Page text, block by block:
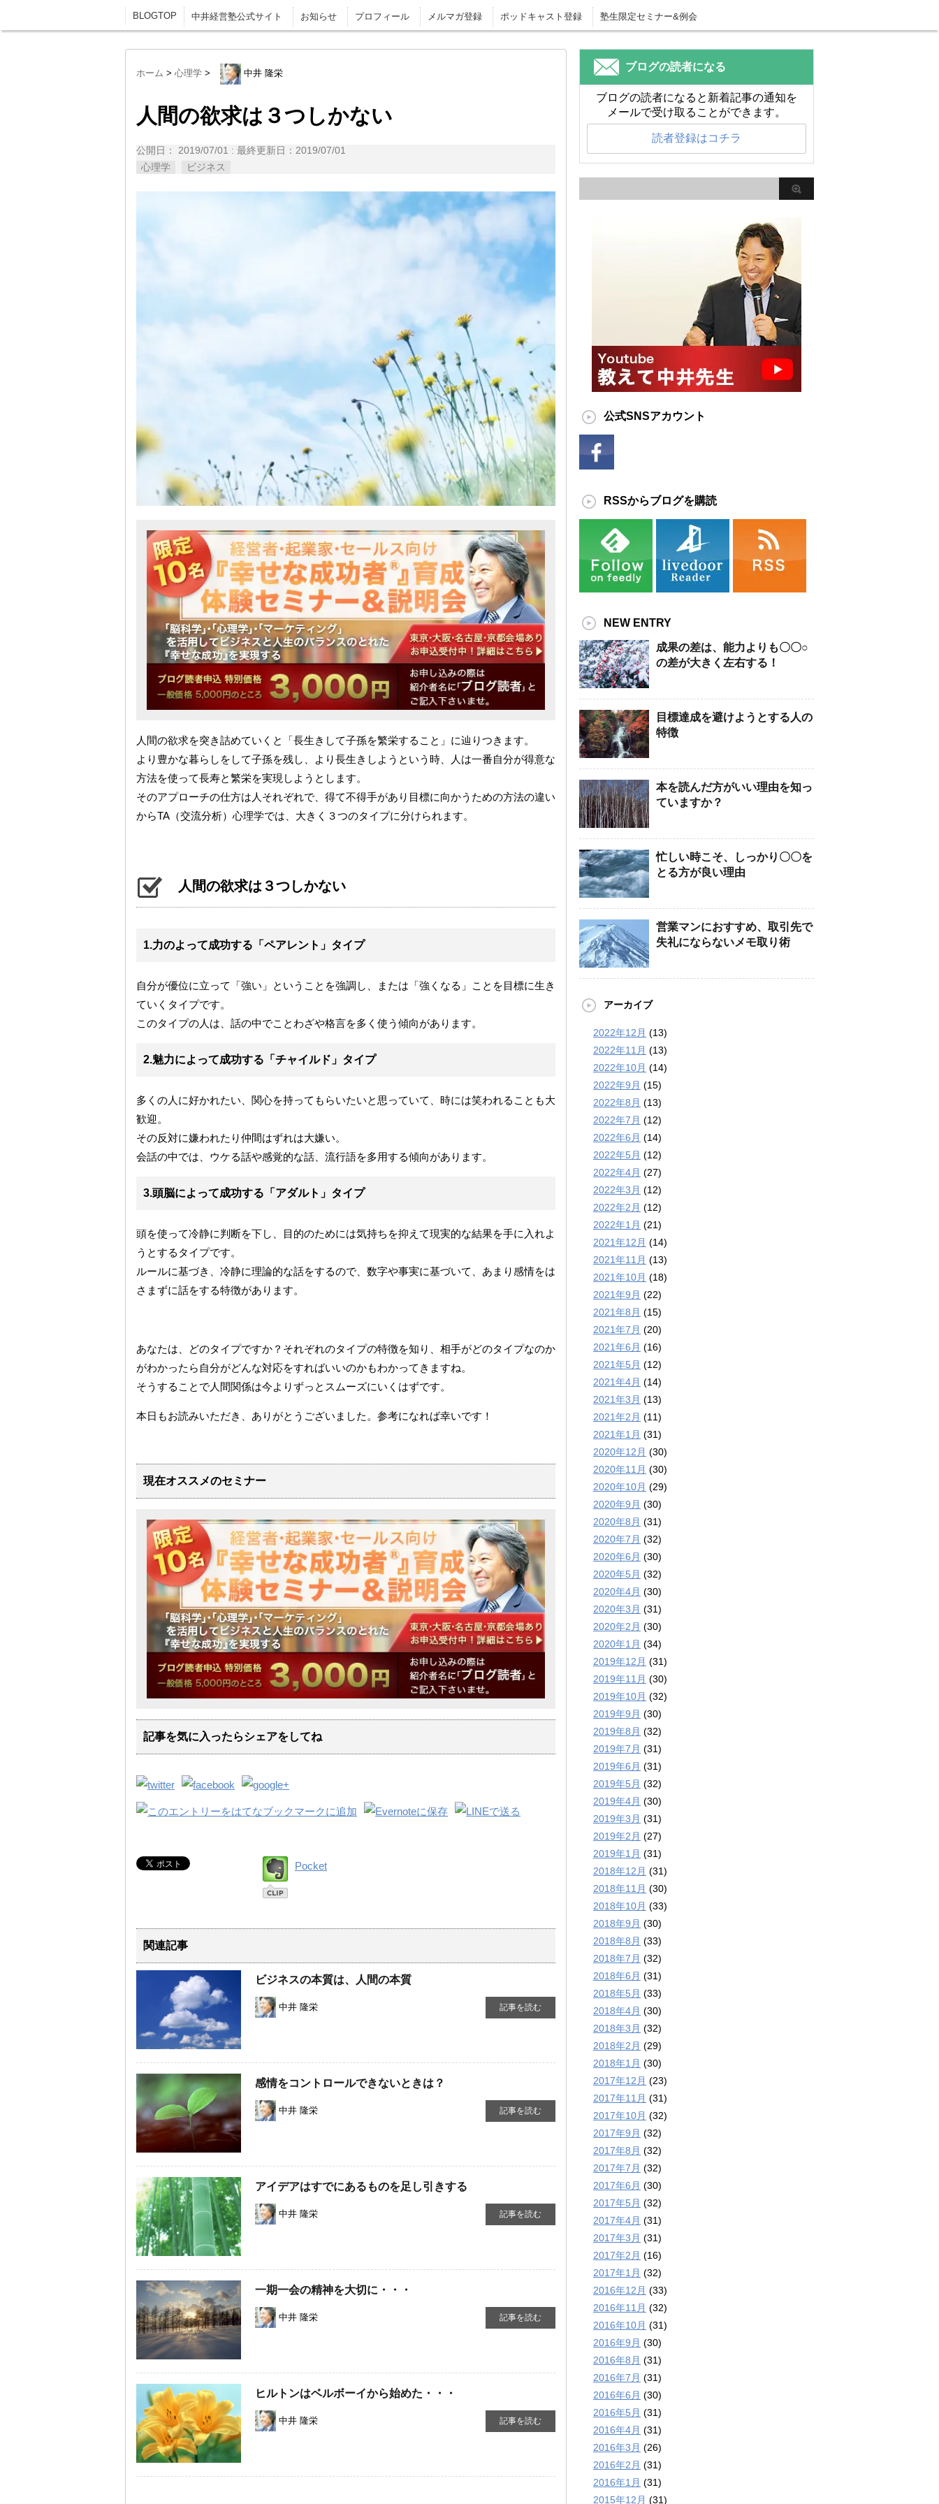
BLOGTOP 中井経営塾公式サイト お知らせ プロフィール メルマガ登録 ポッドキャスト登録 塾生限定セミナー&例会
ホーム > 心理学 > 中井 隆栄
人間の欲求は３つしかない
公開日： 2019/07/01 : 最終更新日：2019/07/01
心理学
ビジネス
人間の欲求を突き詰めていくと「長生きして子孫を繁栄すること」に辿りつきます。
より豊かな暮らしをして子孫を残し、より長生きしようという時、人は一番自分が得意な
方法を使って長寿と繁栄を実現しようとします。
そのアプローチの仕方は人それぞれで、得て不得手があり目標に向かうための方法の違い
からTA（交流分析）心理学では、大きく３つのタイプに分けられます。
人間の欲求は３つしかない
1.力のよって成功する「ペアレント」タイプ
自分が優位に立って「強い」ということを強調し、または「強くなる」ことを目標に生き
ていくタイプです。
このタイプの人は、話の中でことわざや格言を多く使う傾向があります。
2.魅力によって成功する「チャイルド」タイプ
多くの人に好かれたい、関心を持ってもらいたいと思っていて、時には笑われることも大
歓迎。
その反対に嫌われたり仲間はずれは大嫌い。
会話の中では、ウケる話や感覚的な話、流行語を多用する傾向があります。
3.頭脳によって成功する「アダルト」タイプ
頭を使って冷静に判断を下し、目的のためには気持ちを抑えて現実的な結果を手に入れよ
うとするタイプです。
ルールに基づき、冷静に理論的な話をするので、数字や事実に基づいて、あまり感情をは
さまずに話をする特徴があります。
あなたは、どのタイプですか？それぞれのタイプの特徴を知り、相手がどのタイプなのか
がわかったら自分がどんな対応をすればいいのかもわかってきますね。
そうすることで人間関係は今よりずっとスムーズにいくはずです。
本日もお読みいただき、ありがとうございました。参考になれば幸いです！
現在オススメのセミナー
記事を気に入ったらシェアをしてね
Pocket
関連記事
ビジネスの本質は、人間の本質
中井 隆栄 記事を読む
感情をコントロールできないときは？
中井 隆栄 記事を読む
アイデアはすでにあるものを足し引きする
中井 隆栄 記事を読む
一期一会の精神を大切に・・・
中井 隆栄 記事を読む
ヒルトンはベルボーイから始めた・・・
中井 隆栄 記事を読む
ブログの読者になる
ブログの読者になると新着記事の通知を
メールで受け取ることができます。
読者登録はコチラ
公式SNSアカウント
RSSからブログを購読
NEW ENTRY
成果の差は、能力よりも〇〇○
の差が大きく左右する！
目標達成を避けようとする人の
特徴
本を読んだ方がいい理由を知っ
ていますか？
忙しい時こそ、しっかり〇〇を
とる方が良い理由
営業マンにおすすめ、取引先で
失礼にならないメモ取り術
アーカイブ
2022年12月 (13)
2022年11月 (13)
2022年10月 (14)
2022年9月 (15)
2022年8月 (13)
2022年7月 (12)
2022年6月 (14)
2022年5月 (12)
2022年4月 (27)
2022年3月 (12)
2022年2月 (12)
2022年1月 (21)
2021年12月 (14)
2021年11月 (13)
2021年10月 (18)
2021年9月 (22)
2021年8月 (15)
2021年7月 (20)
2021年6月 (16)
2021年5月 (12)
2021年4月 (14)
2021年3月 (13)
2021年2月 (11)
2021年1月 (31)
2020年12月 (30)
2020年11月 (30)
2020年10月 (29)
2020年9月 (30)
2020年8月 (31)
2020年7月 (32)
2020年6月 (30)
2020年5月 (32)
2020年4月 (30)
2020年3月 (31)
2020年2月 (30)
2020年1月 (34)
2019年12月 (31)
2019年11月 (30)
2019年10月 (32)
2019年9月 (30)
2019年8月 (32)
2019年7月 (31)
2019年6月 (31)
2019年5月 (32)
2019年4月 (30)
2019年3月 (31)
2019年2月 (27)
2019年1月 (31)
2018年12月 (31)
2018年11月 (30)
2018年10月 (33)
2018年9月 (30)
2018年8月 (33)
2018年7月 (32)
2018年6月 (31)
2018年5月 (33)
2018年4月 (30)
2018年3月 (32)
2018年2月 (29)
2018年1月 (30)
2017年12月 (23)
2017年11月 (31)
2017年10月 (32)
2017年9月 (32)
2017年8月 (32)
2017年7月 (32)
2017年6月 (30)
2017年5月 (32)
2017年4月 (31)
2017年3月 (31)
2017年2月 (16)
2017年1月 (32)
2016年12月 (33)
2016年11月 (32)
2016年10月 (31)
2016年9月 (30)
2016年8月 (31)
2016年7月 (31)
2016年6月 (30)
2016年5月 (31)
2016年4月 (31)
2016年3月 (26)
2016年2月 (31)
2016年1月 (31)
2015年12月 (31)